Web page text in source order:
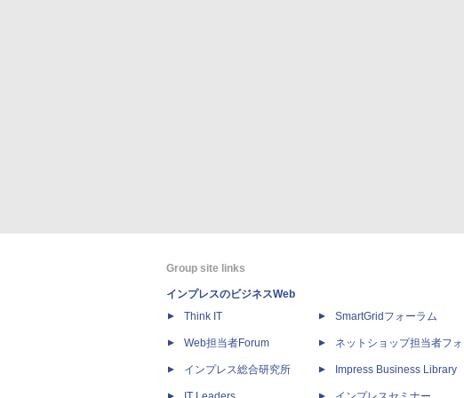
Group site links
インプレスのビジネスWeb
Think IT
Web担当者Forum
インプレス総合研究所
SmartGridフォーラム
ネットショップ担当者フ
Impress Business Library